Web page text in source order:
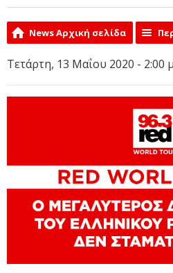
News Αρχική σελίδα
Τετάρτη, 13 Μαΐου 2020 - 2:00